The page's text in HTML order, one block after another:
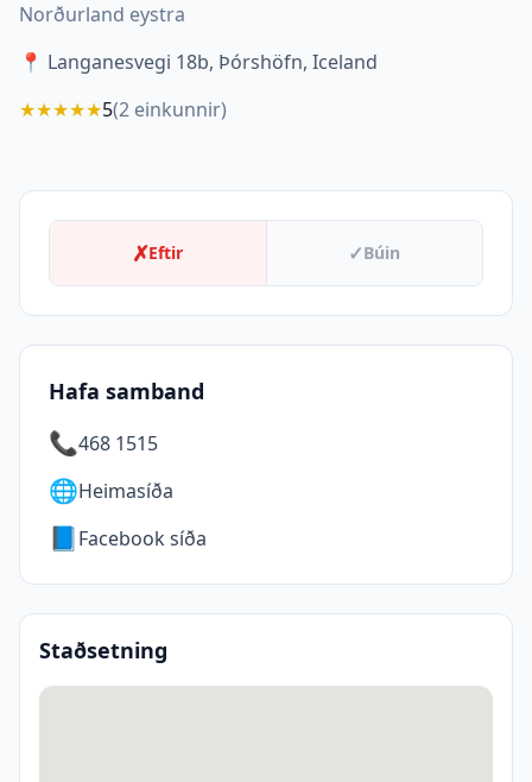
Norðurland eystra
📍 Langanesvegi 18b, Þórshöfn, Iceland
★★★★★5(2 einkunnir)
✗Eftir ✓Búin
Hafa samband
📞468 1515
🌐Heimasíða
📘Facebook síða
Staðsetning